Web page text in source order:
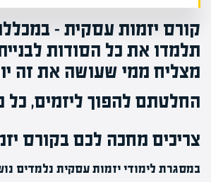
קורס יזמות עסקית –
תלמדו את כל הסודות
מצליח ממי שעושה את זה
החלטתם להפוך ליזמים,
צריכים מחכה לכם בקורס
במסגרת לימודי יזמות עסקית נלמדים